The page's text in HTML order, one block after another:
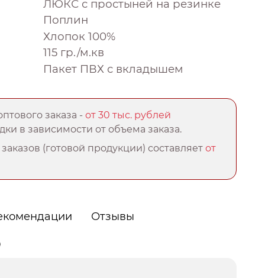
ЛЮКС с простыней на резинке
Поплин
Хлопок 100%
115 гр./м.кв
Пакет ПВХ с вкладышем
заказа -от 30 тыс. рублей
в зависимости от объема заказа.
(готовой продукции) составляетот
Отзывы